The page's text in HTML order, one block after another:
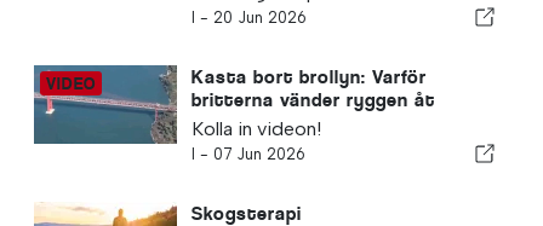
I - 20 Jun 2026
Kasta bort brollyn: Varför
britterna vänder ryggen åt
Blighty
Kolla in videon!
I - 07 Jun 2026
Skogsterapi